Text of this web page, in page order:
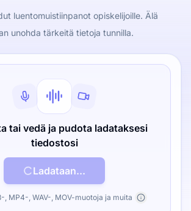
luentomuistiinpanot opiskelijoille. Älä
unohda tärkeitä tietoja tunnilla.
tai vedä ja pudota ladataksesi
tiedostosi
Ladataan...
, MP4-, WAV-, MOV-muotoja ja muita